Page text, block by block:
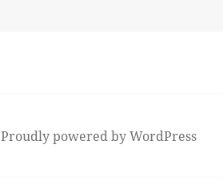
Proudly powered by WordPress